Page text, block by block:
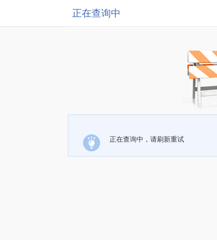
正在查询中
正在查询中，请刷新重试